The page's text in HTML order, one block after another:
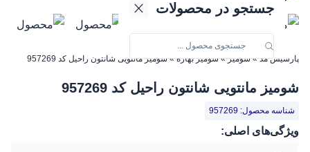
جستجو در محصولات
پارسیس مد»شومیز»شومیز بهاره»شومیز مانتویی شانتون راحیل کد 957269
شومیز مانتویی شانتون راحیل کد 957269
شناسه محصول: 957269
ویژگی‌های اصلی: